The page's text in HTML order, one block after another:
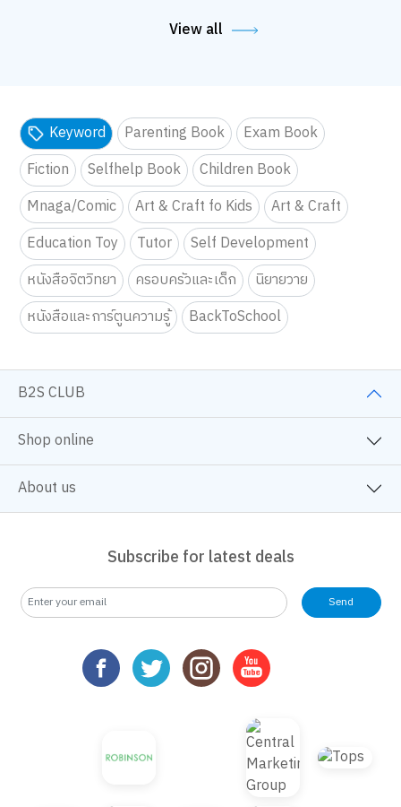
Keyword Parenting Book
Exam Book
Fiction
Selfhelp Book
Children Book
Mnaga/Comic
Art & Craft fo Kids
Art & Craft
Education Toy
Tutor
Self Development
หนังสือจิตวิทยา
ครอบครัวและเด็ก
นิยายวาย
หนังสือและการ์ตูนความรู้
BackToSchool
Shop online
Send
website. You can manage your preferences by clicking "Change